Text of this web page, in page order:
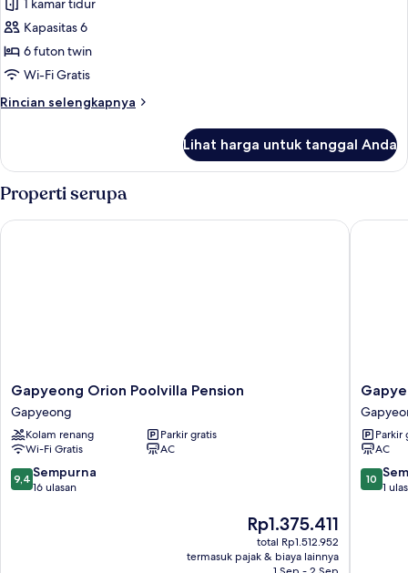
foto
untuk
Kamar
(No.3)
1 kamar tidur
Kapasitas 6
6 futon twin
Wi-Fi Gratis
Rincian selengkapnya
Rincian
Kamar
(No.3)
Lihat harga untuk tanggal Anda
Properti serupa
Gapyeong
Orion
Poolvilla
Pension
Gapyeong
Gapyeong Orion Poolvilla Pension
Gapyeong
Kolam renang
Parkir gratis
Wi-Fi Gratis
AC
9.4
dari
9,4 Sempurna
16 ulasan
Harga
sekarang
Rp1.375.411
Rp1.375.411
total Rp1.512.952
termasuk pajak & biaya lainnya
Gapyeong Orion Poolvilla Pension
Aileen
Pension
Parkir
AC
10.0
dari
10
1